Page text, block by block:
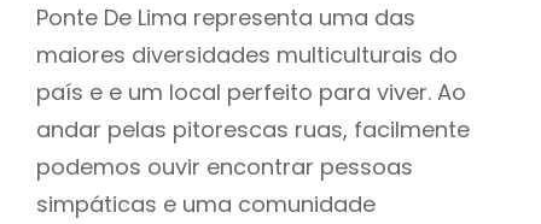
Ponte De Lima representa uma das
maiores diversidades multiculturais do
país e e um local perfeito para viver. Ao
andar pelas pitorescas ruas, facilmente
podemos ouvir encontrar pessoas
simpáticas e uma comunidade